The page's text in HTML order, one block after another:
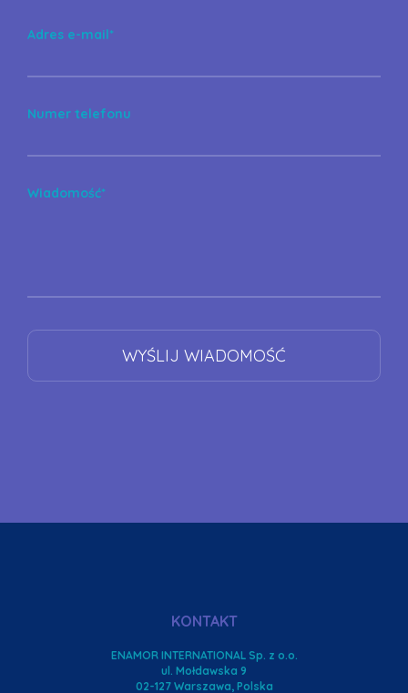
Adres e-mail*
Numer telefonu
Wiadomość*
KONTAKT
ENAMOR INTERNATIONAL Sp. z o.o.
ul. Mołdawska 9
02-127 Warszawa, Polska